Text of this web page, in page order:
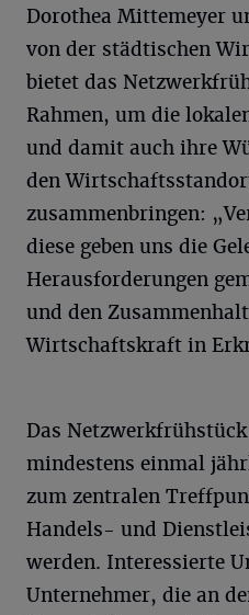
Dorothea Mittemeyer
von der städtischen
bietet das
Rahmen, um die
und damit auch ihre
den
zusammenbringen:
diese geben uns die
Herausforderungen
und den
Wirtschaftskraft in
Das
mindestens einmal
zum zentralen
Handels- und
werden. Interessierte
Unternehmer, die an